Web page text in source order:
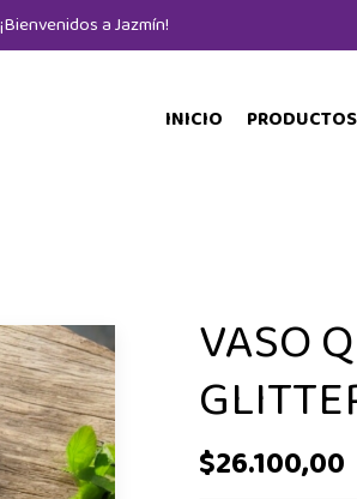
¡Bienvenidos a Jazmín!
INICIO PRODUCTOS
VASO
$26.100,00